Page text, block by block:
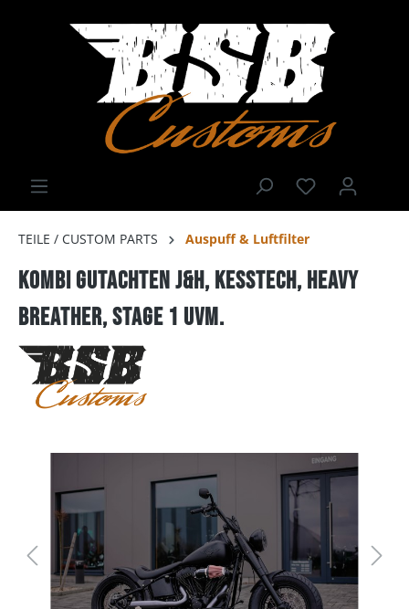
TEILE / CUSTOM PARTS Auspuff & Luftfilter
Kombi Gutachten J&H, Kesstech, Heavy
Breather, Stage 1 uvm.